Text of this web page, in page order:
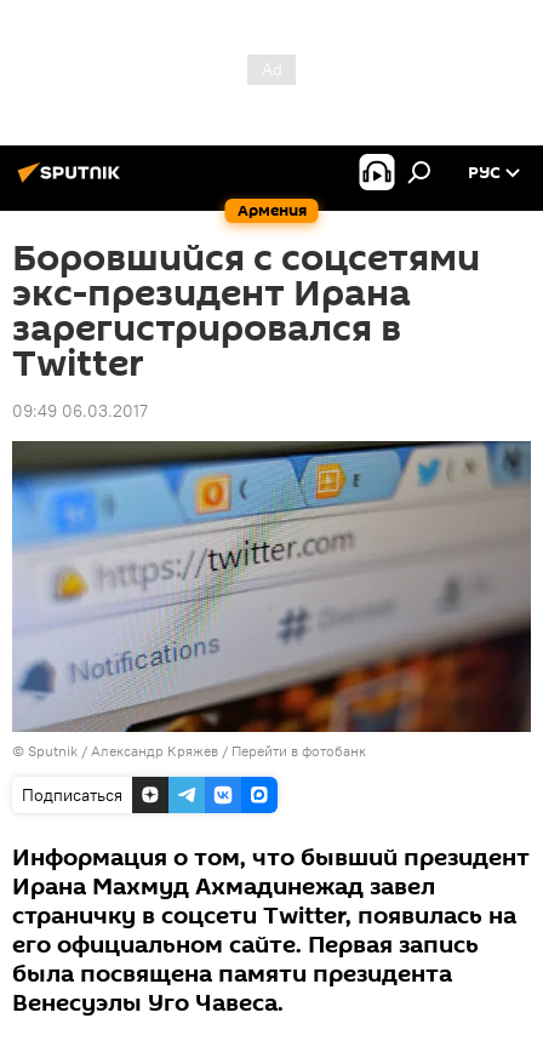
Армения
РУС
Боровшийся с соцсетями
экс-президент Ирана
зарегистрировался в
Twitter
09:49 06.03.2017
© Sputnik / Александр Кряжев / Перейти в фотобанк
Подписаться
Информация о том, что бывший президент
Ирана Махмуд Ахмадинежад завел
страничку в соцсети Twitter, появилась на
его официальном сайте. Первая запись
была посвящена памяти президента
Венесуэлы Уго Чавеса.